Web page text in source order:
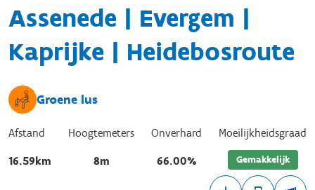
Assenede | Evergem |
Kaprijke | Heidebosroute
Groene lus
Afstand
16.59km
Hoogtemeters
8m
Onverhard
66.00%
Moeilijkheidsgraad
Gemakkelijk